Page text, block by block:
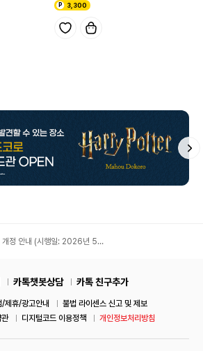
3,300
개정 안내 (시행일: 2026년 5월
카톡챗봇상담 카톡 친구추가
/제휴/광고안내
불법 라이센스 신고 및 제보
관 디지털코드 이용정책 개인정보처리방침